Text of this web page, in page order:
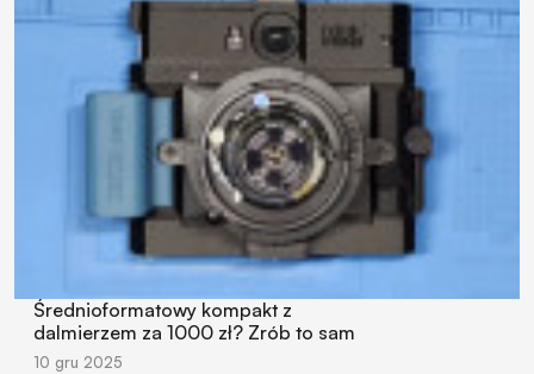
Średnioformatowy kompakt z
dalmierzem za 1000 zł? Zrób to sam
10 gru 2025